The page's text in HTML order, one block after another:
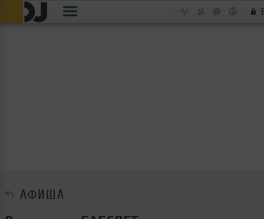
АФИША